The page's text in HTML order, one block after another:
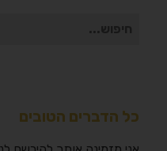
חיפוש
כל הדברים הטובים